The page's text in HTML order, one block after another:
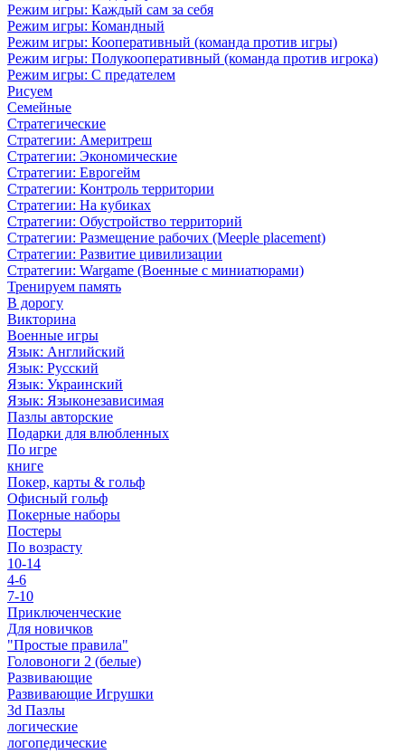
Режим игры: Каждый сам за себя
Режим игры: Командный
Режим игры: Кооперативный (команда против игры)
Режим игры: Полукооперативный (команда против игрока)
Режим игры: С предателем
Рисуем
Семейные
Стратегические
Стратегии: Америтреш
Стратегии: Экономические
Стратегии: Еврогейм
Стратегии: Контроль территории
Стратегии: На кубиках
Стратегии: Обустройство территорий
Стратегии: Размещение рабочих (Meeple placement)
Стратегии: Развитие цивилизации
Стратегии: Wargame (Военные с миниатюрами)
Тренируем память
В дорогу
Викторина
Военные игры
Язык: Английский
Язык: Русский
Язык: Украинский
Язык: Языконезависимая
Пазлы авторские
Подарки для влюбленных
По игре
книге
Покер, карты & гольф
Офисный гольф
Покерные наборы
Постеры
По возрасту
10-14
4-6
7-10
Приключенческие
Для новичков
"Простые правила"
Головоноги 2 (белые)
Развивающие
Развивающие Игрушки
3d Пазлы
логические
логопедические